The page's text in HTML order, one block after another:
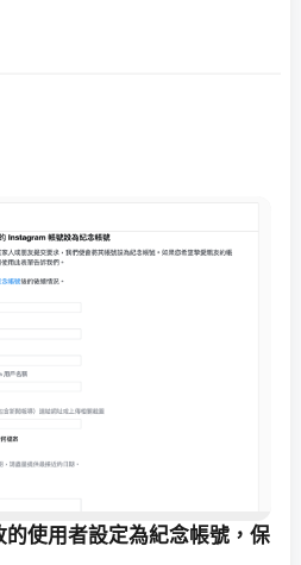
使用者設定為紀念帳號，保